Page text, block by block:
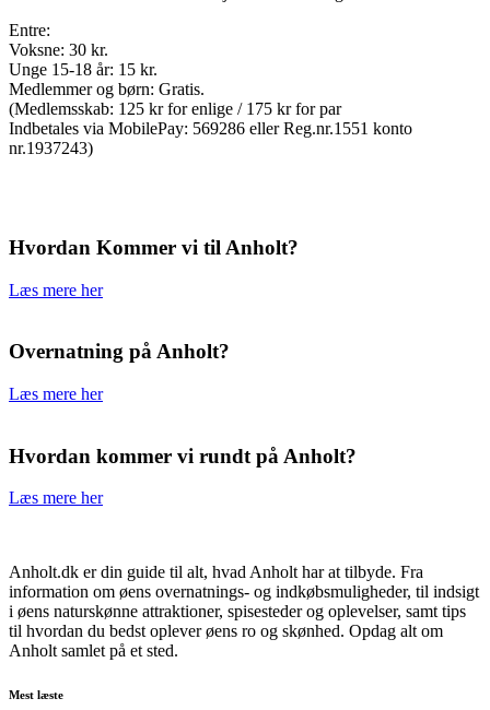
Entre:
Voksne: 30 kr.
Unge 15-18 år: 15 kr.
Medlemmer og børn: Gratis.
(Medlemsskab: 125 kr for enlige / 175 kr for par
Indbetales via MobilePay: 569286 eller Reg.nr.1551 konto
nr.1937243)
Hvordan Kommer vi til Anholt?
Læs mere her
Overnatning på Anholt?
Læs mere her
Hvordan kommer vi rundt på Anholt?
Læs mere her
Anholt.dk er din guide til alt, hvad Anholt har at tilbyde. Fra
information om øens overnatnings- og indkøbsmuligheder, til indsigt
i øens naturskønne attraktioner, spisesteder og oplevelser, samt tips
til hvordan du bedst oplever øens ro og skønhed. Opdag alt om
Anholt samlet på et sted.
Mest læste